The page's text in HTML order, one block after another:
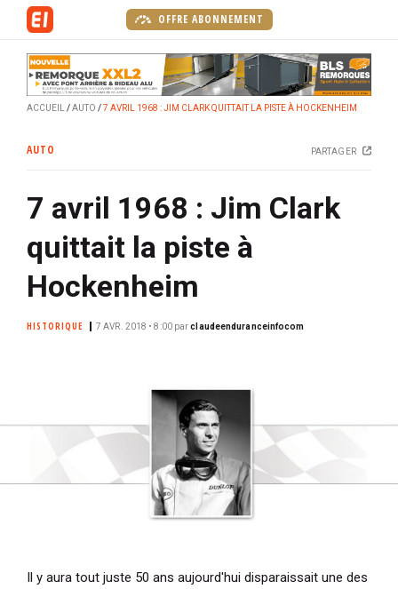
OFFRE ABONNEMENT
ACCUEIL AUTO 7 AVRIL 1968 : JIM CLARK QUITTAIT LA PISTE À HOCKENHEIM
AUTO PARTAGER
7 avril 1968 : Jim Clark
quittait la piste à
Hockenheim
HISTORIQUE 7 AVR. 2018 • 8:00 par claudeenduranceinfocom
Il y aura tout juste 50 ans aujourd'hui disparaissait une des